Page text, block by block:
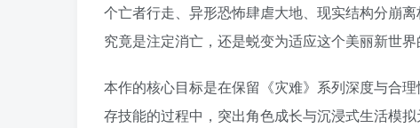
个亡者行走、异形恐怖肆虐大地、现实结构分崩
究竟是注定消亡，还是蜕变为适应这个美丽新世
本作的核心目标是在保留《灾难》系列深度与合
存技能的过程中，突出角色成长与沉浸式生活模